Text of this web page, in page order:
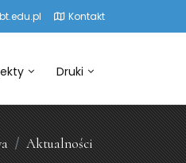
Kontakt
Druki
Aktualności